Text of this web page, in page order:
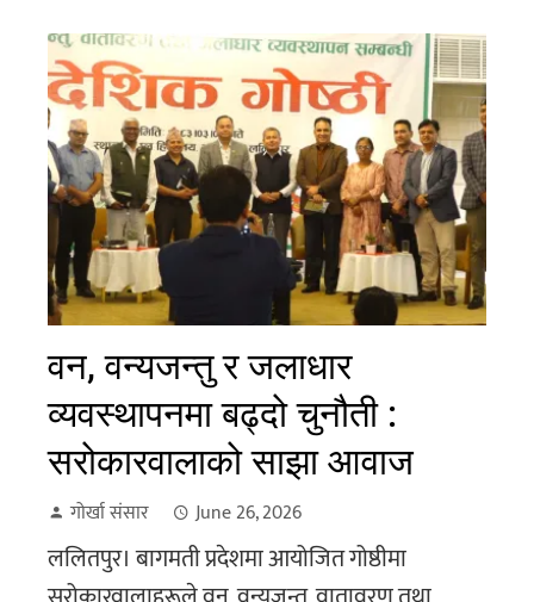
वन, वन्यजन्तु र जलाधार
व्यवस्थापनमा बढ्दो चुनौती :
सरोकारवालाको साझा आवाज
गोर्खा संसार June 26, 2026
ललितपुर। बागमती प्रदेशमा आयोजित गोष्ठीमा